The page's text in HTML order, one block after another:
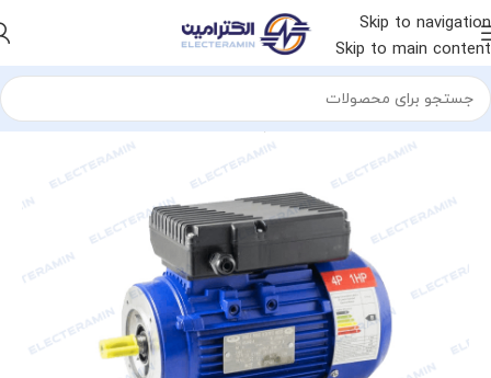
Skip to navigation
Skip to main content
خانه الکتروموتور الکتروموتور چینی الکتروموتور ایده ال